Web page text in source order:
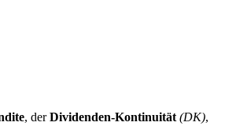
, derDividenden-Kontinuität (DK),